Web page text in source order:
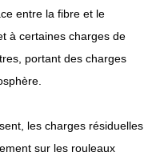
entre la fibre et le
à certaines charges de
portant des charges
les charges résiduelles
sur les rouleaux